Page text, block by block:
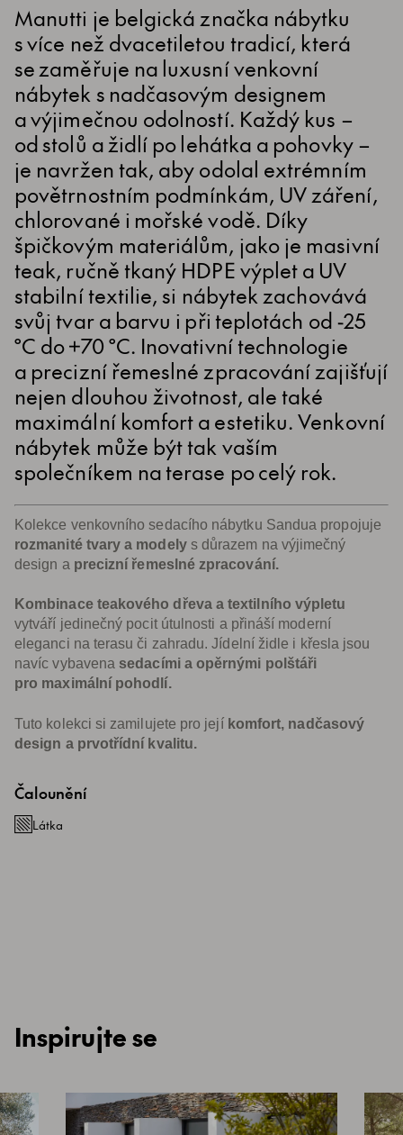
Manutti je belgická značka nábytku
s více než dvacetiletou tradicí, která
se zaměřuje na luxusní venkovní
nábytek s nadčasovým designem
a výjimečnou odolností. Každý kus –
od stolů a židlí po lehátka a pohovky –
je navržen tak, aby odolal extrémním
povětrnostním podmínkám, UV záření,
chlorované i mořské vodě. Díky
špičkovým materiálům, jako je masivní
teak, ručně tkaný HDPE výplet a UV
stabilní textilie, si nábytek zachovává
svůj tvar a barvu i při teplotách od -25
°C do +70 °C. Inovativní technologie
a precizní řemeslné zpracování zajišťují
nejen dlouhou životnost, ale také
maximální komfort a estetiku. Venkovní
nábytek může být tak vaším
společníkem na terase po celý rok.
Kolekce venkovního sedacího nábytku Sandua propojuje
rozmanité tvary a modelys důrazem na výjimečný
design a precizní řemeslné zpracování.
Kombinace teakového dřeva a textilního výpletu
vytváří jedinečný pocit útulnosti a přináší moderní
eleganci na terasu či zahradu. Jídelní židle i křesla jsou
navíc vybavena sedacími a opěrnými polštáři
pro maximální pohodlí.
Tuto kolekci si zamilujete pro její komfort, nadčasový
design a prvotřídní kvalitu.
Čalounění
Látka
Inspirujte se